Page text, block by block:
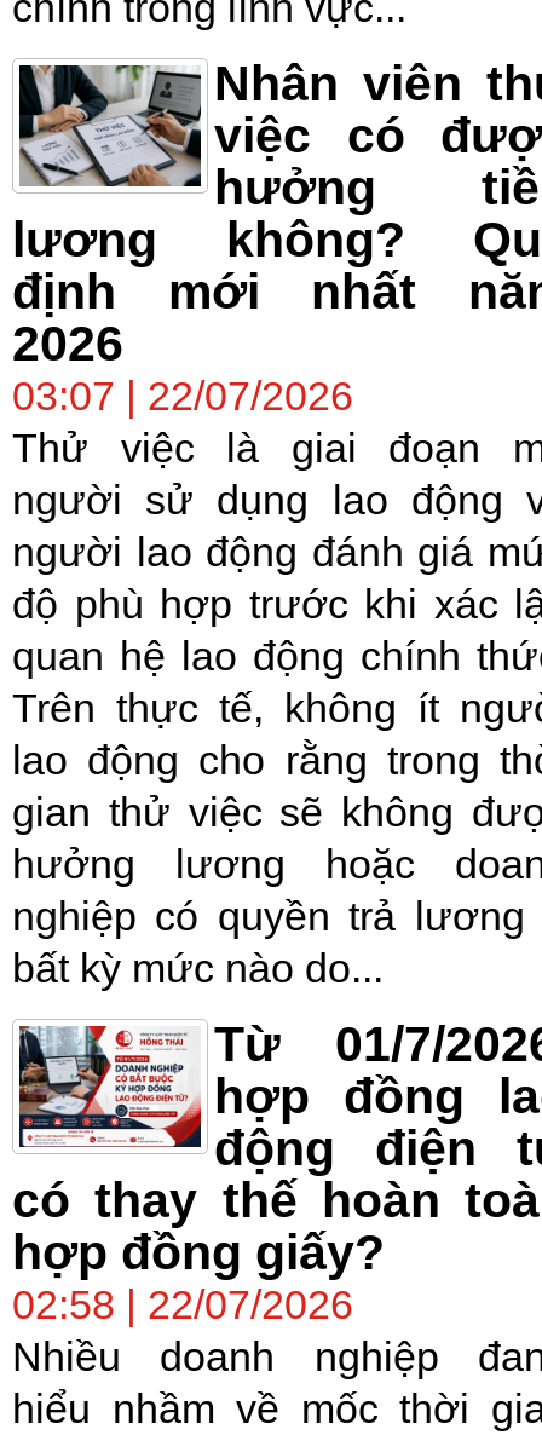
Nhân viên
việc có
hưởng
lương không?
định mới nhất
2026
03:07 | 22/07/2026
Thử việc là giai đoạn
người sử dụng lao động
người lao động đánh giá
độ phù hợp trước khi xác
quan hệ lao động chính
Trên thực tế, không ít
lao động cho rằng trong
gian thử việc sẽ không
hưởng lương hoặc
nghiệp có quyền trả lương
bất kỳ mức nào do...
Từ 01/7/
hợp đồng
động điện
có thay thế hoàn
hợp đồng giấy?
02:58 | 22/07/2026
Nhiều doanh nghiệp
hiểu nhầm về mốc thời